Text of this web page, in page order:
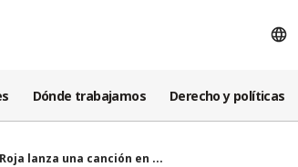
Dónde trabajamos Derecho y políticas
lanza una canción en ...